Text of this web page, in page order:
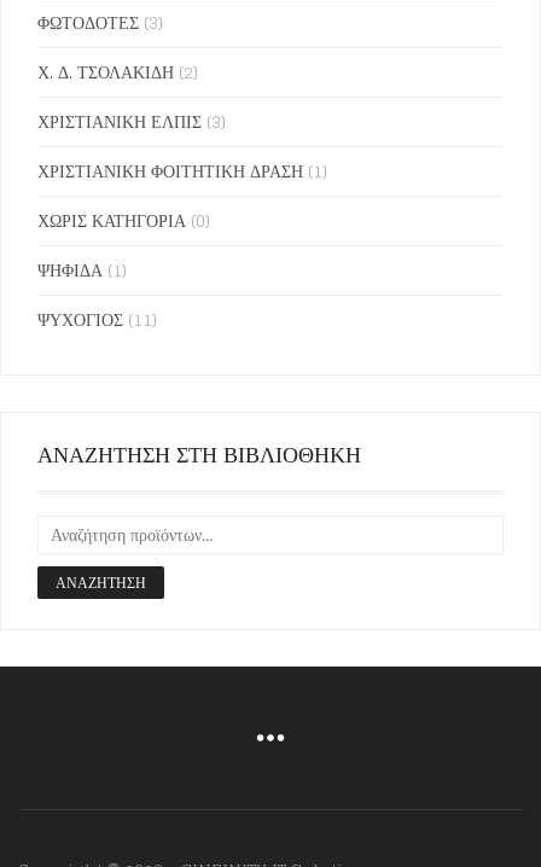
ΦΩΤΟΔΟΤΕΣ (3)
Χ. Δ. ΤΣΟΛΑΚΙΔΗ (2)
ΧΡΙΣΤΙΑΝΙΚΗ ΕΛΠΙΣ (3)
ΧΡΙΣΤΙΑΝΙΚΗ ΦΟΙΤΗΤΙΚΗ ΔΡΑΣΗ (1)
ΧΩΡΙΣ ΚΑΤΗΓΟΡΙΑ (0)
ΨΗΦΙΔΑ (1)
ΨΥΧΟΓΙΟΣ (11)
ΑΝΑΖΗΤΗΣΗ ΣΤΗ ΒΙΒΛΙΟΘΗΚΗ
ΑΝΑΖΉΤΗΣΗ